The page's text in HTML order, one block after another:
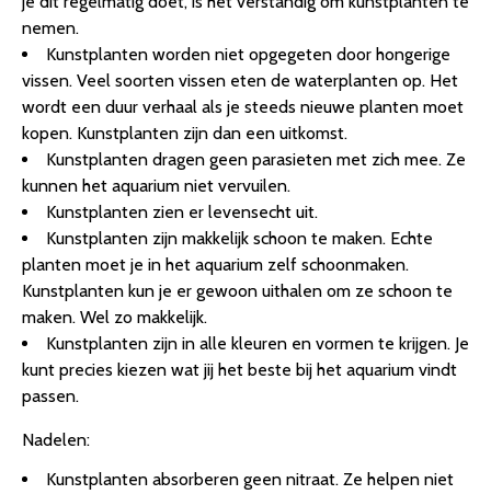
nemen.
Kunstplanten worden niet opgegeten door hongerige
vissen. Veel soorten vissen eten de waterplanten op. Het
wordt een duur verhaal als je steeds nieuwe planten moet
kopen. Kunstplanten zijn dan een uitkomst.
Kunstplanten dragen geen parasieten met zich mee. Ze
kunnen het aquarium niet vervuilen.
Kunstplanten zien er levensecht uit.
Kunstplanten zijn makkelijk schoon te maken. Echte
planten moet je in het aquarium zelf schoonmaken.
Kunstplanten kun je er gewoon uithalen om ze schoon te
maken. Wel zo makkelijk.
Kunstplanten zijn in alle kleuren en vormen te krijgen. Je
kunt precies kiezen wat jij het beste bij het aquarium vindt
passen.
Nadelen:
Kunstplanten absorberen geen nitraat. Ze helpen niet